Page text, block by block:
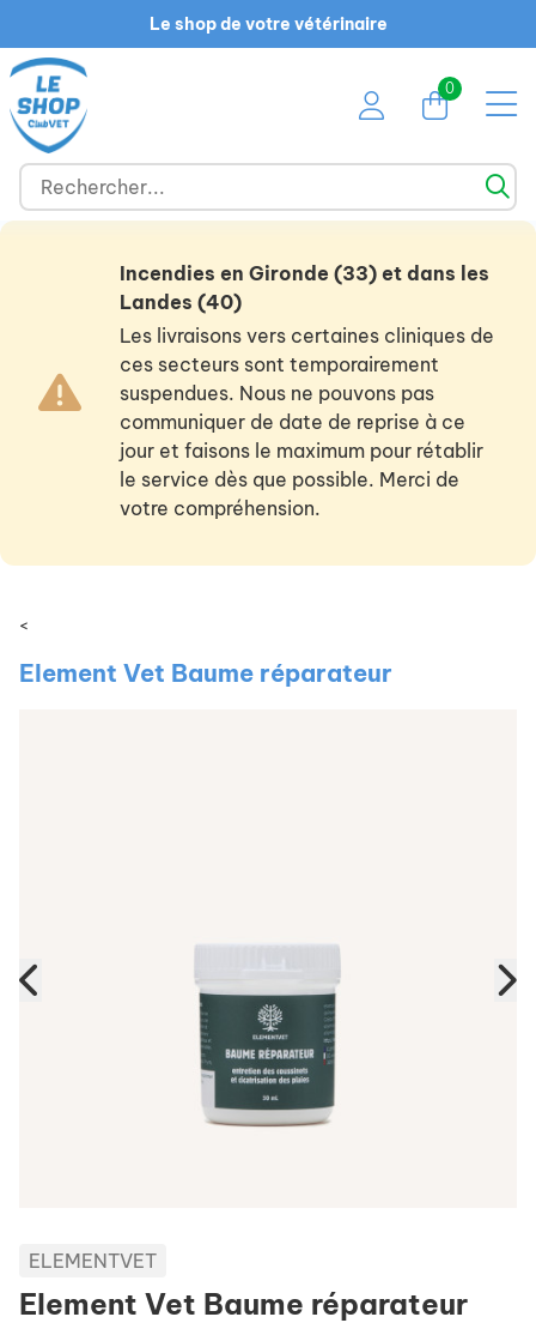
Le shop de votre vétérinaire
0
Incendies en Gironde (33) et dans les
Landes (40)
Les livraisons vers certaines cliniques de
ces secteurs sont temporairement
suspendues. Nous ne pouvons pas
communiquer de date de reprise à ce
jour et faisons le maximum pour rétablir
le service dès que possible. Merci de
votre compréhension.
<
Element Vet Baume réparateur
ELEMENTVET
Element Vet Baume réparateur